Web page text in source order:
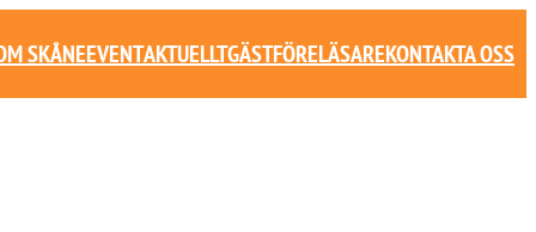
SKÅNEEVENTAKTUELLTGÄSTFÖRELÄSAREKONTAKTA OSS